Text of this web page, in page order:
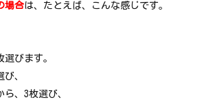
場合は、たとえば、こんな感じです。
選びます。
、
、3枚選び、